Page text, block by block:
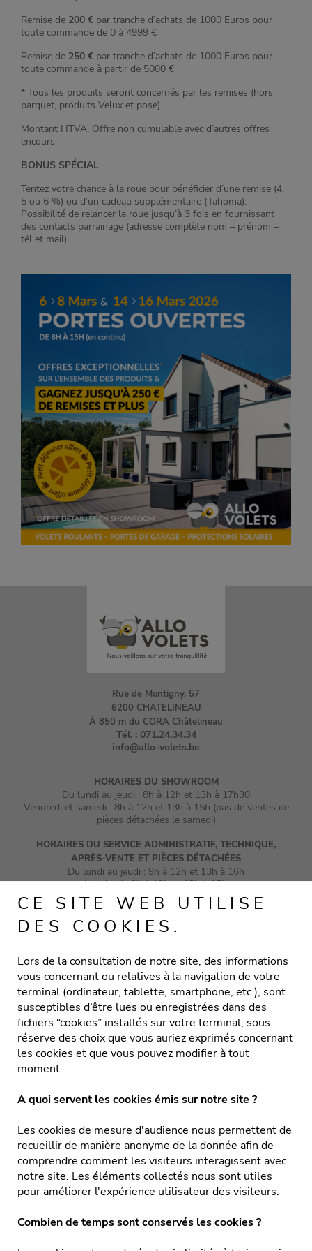
Remise de 200 € par tranche d’achats de 1000 Euros pour
toute commande de 0 à 4999 €
Remise de 250 € par tranche d’achats de 1000 Euros pour
toute commande à partir de 5000 €
* Tous les produits seront concernés par les remises (hors
parquet, produits Velux et pose).
Montant HTVA. Offre non cumulable avec d’autres offres
encours.
BONUS SPÉCIAL
Tentez votre chance à la roue pour bénéficier d’une remise (4,
5 ou 6 %) ou d’un cadeau supplémentaire (Tahoma).
Possibilité de relancer la roue jusqu’à 3 fois en fournissant
des contacts parrainage (adresse complète nom – prénom –
tél et mail)
Rue de Montigny, 57
6200 CHATELINEAU
À 850 m du CORA Châtelineau
Tél. : 071.24.34.34
info@allo-volets.be
HORAIRES DU SHOWROOM
Du lundi au jeudi : 8h à 12h et 13h à 17h30
Vendredi et samedi : 8h à 12h et 13h à 15h (pas de ventes de
pièces détachées le samedi)
HORAIRES DU SERVICE ADMINISTRATIF, TECHNIQUE,
APRÈS-VENTE ET PIÈCES DÉTACHÉES
Du lundi au jeudi : 9h à 12h et 13h à 16h
Vendredi : 9h à 12h et 13h à 15h
PORTES DE GARAGE
PROTECTIONS SOLAIRES
MOUSTIQUAIRES
Showroom
Centre de production
Équipe & Engagements
Réalisations
Actualités
Service après-vente & FAQ
CE SITE WEB UTILISE
DES COOKIES.
Lors de la consultation de notre site, des informations
vous concernant ou relatives à la navigation de votre
terminal (ordinateur, tablette, smartphone, etc.), sont
susceptibles d’être lues ou enregistrées dans des
fichiers “cookies” installés sur votre terminal, sous
réserve des choix que vous auriez exprimés concernant
les cookies et que vous pouvez modifier à tout
moment.
A quoi servent les cookies émis sur notre site ?
Les cookies de mesure d'audience nous permettent de
recueillir de manière anonyme de la donnée afin de
comprendre comment les visiteurs interagissent avec
notre site. Les éléments collectés nous sont utiles
pour améliorer l'expérience utilisateur des visiteurs.
Combien de temps sont conservés les cookies ?